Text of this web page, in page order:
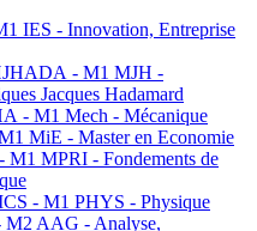
IES - Innovation, Entreprise
- M1 MJH -
Jacques Hadamard
- M1 Mech - Mécanique
MiE - Master en Economie
M1 MPRI - Fondements de
- M1 PHYS - Physique
AAG - Analyse,